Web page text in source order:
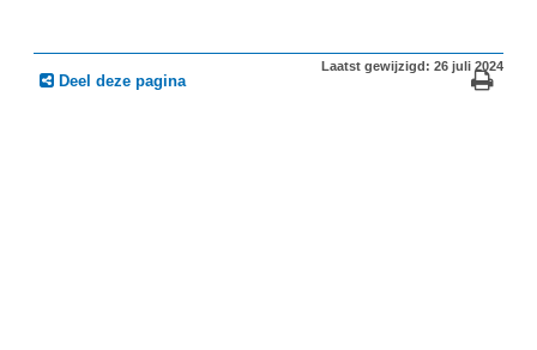
Deel deze pagina
Laatst gewijzigd: 26 juli 2024